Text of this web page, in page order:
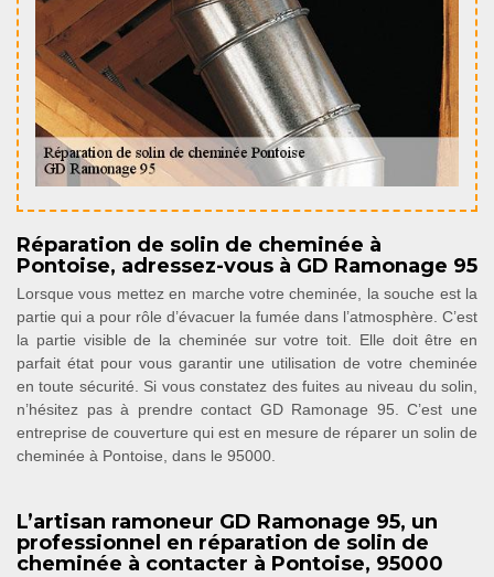
Réparation de solin de cheminée à
Pontoise, adressez-vous à GD Ramonage 95
Lorsque vous mettez en marche votre cheminée, la souche est la
partie qui a pour rôle d’évacuer la fumée dans l’atmosphère. C’est
la partie visible de la cheminée sur votre toit. Elle doit être en
parfait état pour vous garantir une utilisation de votre cheminée
en toute sécurité. Si vous constatez des fuites au niveau du solin,
n’hésitez pas à prendre contact GD Ramonage 95. C’est une
entreprise de couverture qui est en mesure de réparer un solin de
cheminée à Pontoise, dans le 95000.
L’artisan ramoneur GD Ramonage 95, un
professionnel en réparation de solin de
cheminée à contacter à Pontoise, 95000